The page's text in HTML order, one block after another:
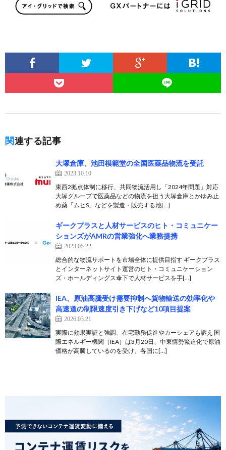
関連する記事
大塚倉庫、池田模範堂の全国医薬品物流を受託
2023.10.10
東西2拠点体制に移行、共同物流活用し「2024年問題」対応
大塚グループで医薬品などの物流を担う大塚倉庫とかゆみ止
め薬「ムヒS」などを製造・販売する池[…]
ギークプラスと人材サービスのヒト・コミュニケー
ションズがAMRの営業強化へ業務提携
2023.05.22
総合的な物流サポートを市場全体に提供目指す ギークプラス
とインターネットサイト運営のヒト・コミュニケーション
ズ・ホールディングス傘下で人材サービスを手[…]
IEA、原油高騰受け需要抑制へ貨物輸送の効率化や
高速道の制限速度引き下げなど10項目提案
2026.03.21
実際に効果実証と強調、在宅勤務促進やカーシェアも訴え 国
際エネルギー機関（IEA）は3月20日、中東情勢緊迫化で原油
価格が高騰しているのを受け、各国に[…]